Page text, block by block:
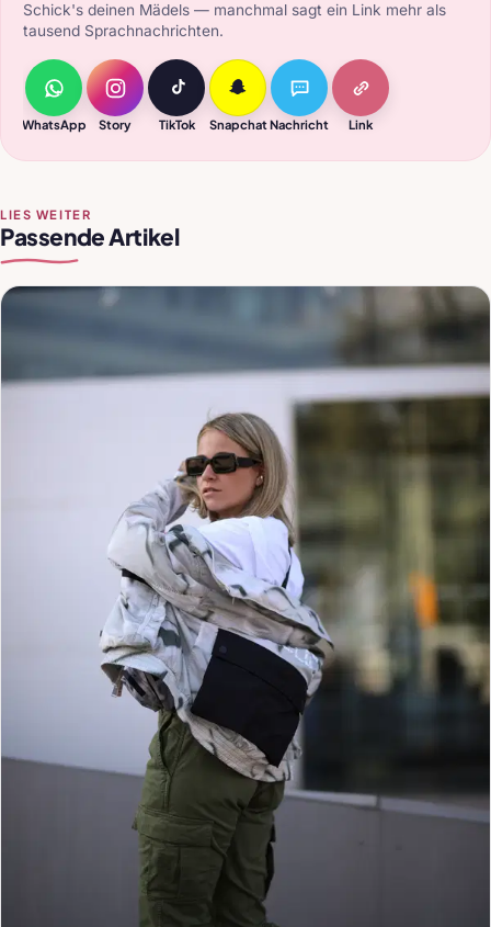
Schick's deinen Mädels — manchmal sagt ein Link mehr als
tausend Sprachnachrichten.
WhatsApp Story TikTok SnapchatNachricht Link
LIES WEITER
Passende Artikel